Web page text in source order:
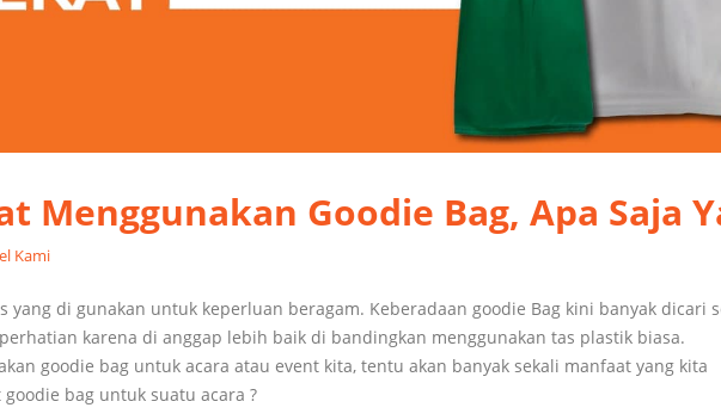
Menggunakan Goodie Bag, Apa Saja
Kami
yang di gunakan untuk keperluan beragam. Keberadaan goodie Bag kini banyak dicari
karena di anggap lebih baik di bandingkan menggunakan tas plastik biasa.
goodie bag untuk acara atau event kita, tentu akan banyak sekali manfaat yang kita
bag untuk suatu acara ?